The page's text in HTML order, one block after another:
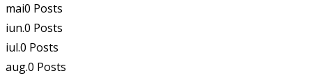
mai0 Posts
iun.0 Posts
iul.0 Posts
aug.0 Posts